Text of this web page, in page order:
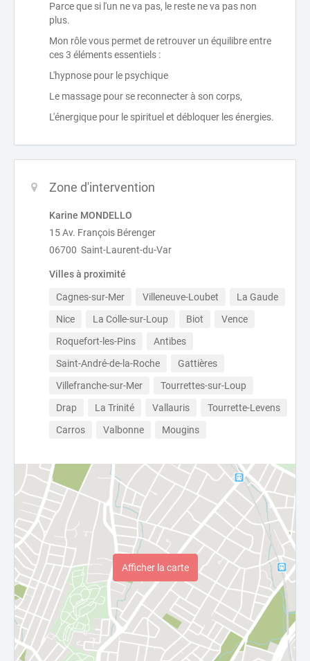
Parce que si l'un ne va pas, le reste ne va pas non
plus.
Mon rôle vous permet de retrouver un équilibre entre
ces 3 éléments essentiels :
L'hypnose pour le psychique
Le massage pour se reconnecter à son corps,
L'énergique pour le spirituel et débloquer les énergies.
Zone d'intervention
Karine MONDELLO
15 Av. François Bérenger
06700 Saint-Laurent-du-Var
Villes à proximité
Cagnes-sur-Mer Villeneuve-Loubet
La Gaude
Nice
La Colle-sur-Loup Biot
Vence
Roquefort-les-Pins
Antibes
Saint-André-de-la-Roche
Gattières
Villefranche-sur-Mer
Tourrettes-sur-Loup
Drap
La Trinité Vallauris
Tourrette-Levens
Carros
Valbonne Mougins
Afficher la carte